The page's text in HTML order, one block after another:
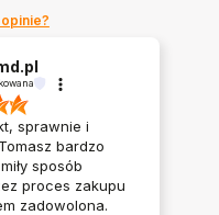
sprawnie i
bardzo
sposób
proces zakupu
zadowolona.